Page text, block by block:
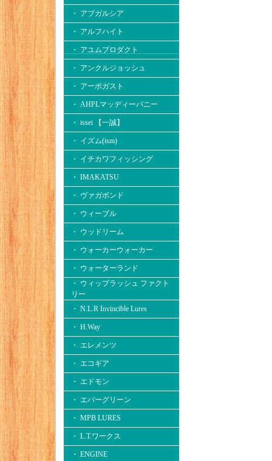
・ アブガルシア
・ アルフハイト
・ アユムプロダクト
・ アンクルジョッシュ
・ アーボガスト
・ AHPLマッディーバニー
・ issei 【一誠】
・ イズム(ism)
・ イチカワフィッシング
・ IMAKATSU
・ ヴァガボンド
・ ウィーブル
・ ウッドリーム
・ ウォーカーウォーカー
・ ウォーターランド
・ ウィップラッシュ ファクト
リー
・ N.L.R Invincible Lures
・ H.Way
・ エレメンツ
・ エコギア
・ エドモン
・ エバーグリーン
・ MPB LURES
・ L.T.ワークス
・ ENGINE